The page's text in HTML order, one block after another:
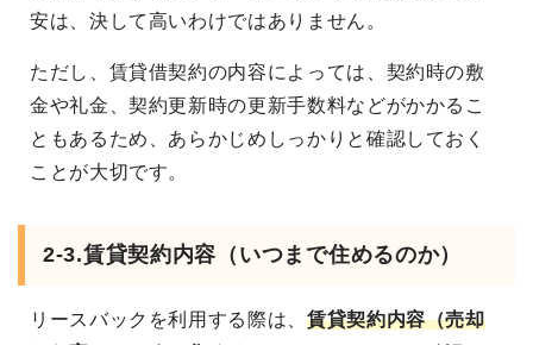
安は、決して高いわけではありません。
ただし、賃貸借契約の内容によっては、契約時の敷
金や礼金、契約更新時の更新手数料などがかかるこ
ともあるため、あらかじめしっかりと確認しておく
ことが大切です。
2-3.賃貸契約内容（いつまで住めるのか）
リースバックを利用する際は、 賃貸契約内容（売却